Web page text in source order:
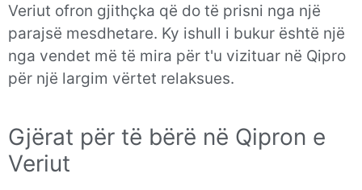
Veriut ofron gjithçka që do të prisni nga një
parajsë mesdhetare. Ky ishull i bukur është një
nga vendet më të mira për t'u vizituar në Qipro
për një largim vërtet relaksues.
Gjërat për të bërë në Qipron e
Veriut